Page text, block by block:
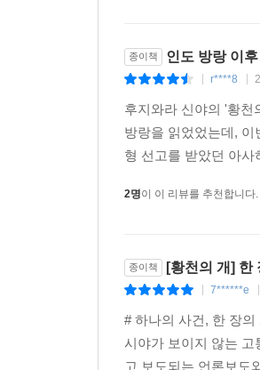
겪은 ‘속된’ 인도의 모
히말라야에서 추적하여
이처럼 『황천의 개』에
의미와 가치를 찾아볼 수
모습, 인도의 축제에서 인
없다는, 또는 신체감각
이유였는지도 모르겠다.
것이었는지도 모르겠다.
있다는 가장 기본적인
여행이었다. --- pp.18~19
종이책 인도 방랑 이
r****8
후지와라 신야의 '황천
방랑을 읽었었는데,
형 선고를 받았던 아
2명이 이 리뷰를 추천합니다.
종이책 [황천의 개] 한
7******e
# 하나의 사건, 한 장
시야가 보이지 않는
고 보도되는 언론보도